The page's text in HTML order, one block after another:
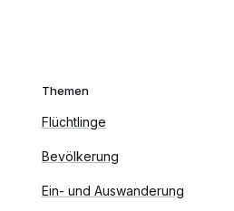
Themen
Flüchtlinge
Bevölkerung
Ein- und Auswanderung